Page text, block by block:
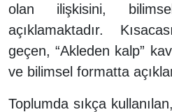
olan ilişkisini,
açıklamaktadır.
geçen, “Akleden kalp”
ve bilimsel formatta
Toplumda sıkça